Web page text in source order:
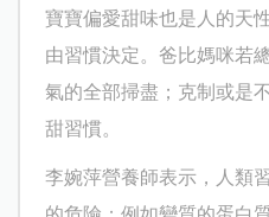
寶寶偏愛甜味也是人的天
由習慣決定。爸比媽咪若
氣的全部掃盡；克制或是
甜習慣。
李婉萍營養師表示，人類